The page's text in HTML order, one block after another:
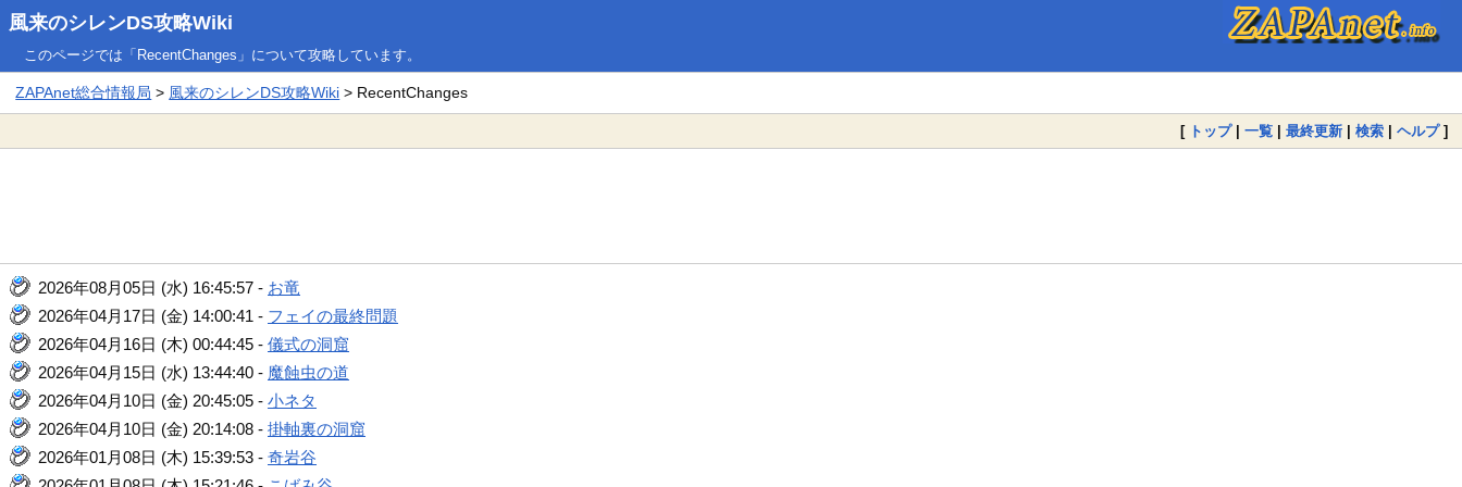
風来のシレンDS攻略Wiki
このページでは「RecentChanges」について攻略しています。
ZAPAnet総合情報局 > 風来のシレンDS攻略Wiki > RecentChanges
[ トップ| 一覧 | 最終更新 | 検索 | ヘルプ]
2026年08月05日 (水) 16:45:57 - お竜
2026年04月17日 (金) 14:00:41 - フェイの最終問題
2026年04月16日 (木) 00:44:45 -儀式の洞窟
2026年04月15日 (水) 13:44:40 - 魔蝕虫の道
2026年04月10日 (金) 20:45:05 -小ネタ
2026年04月10日 (金) 20:14:08 -掛軸裏の洞窟
2026年01月08日 (木) 15:39:53 -奇岩谷